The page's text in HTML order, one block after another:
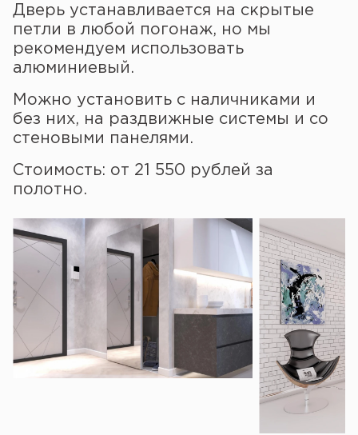
Дверь устанавливается на скрытые
петли в любой погонаж, но мы
рекомендуем использовать
алюминиевый.
Можно установить с наличниками и
без них, на раздвижные системы и со
стеновыми панелями.
Стоимость: от 21 550 рублей за
полотно.